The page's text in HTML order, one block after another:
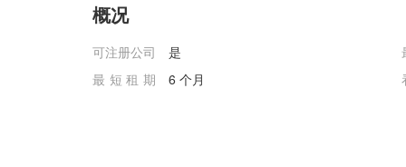
概况
可注册公司 是
最短租期
6 个月